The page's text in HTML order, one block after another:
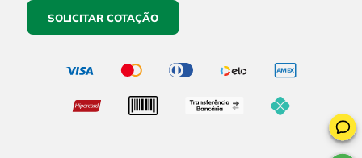
SOLICITAR COTAÇÃO